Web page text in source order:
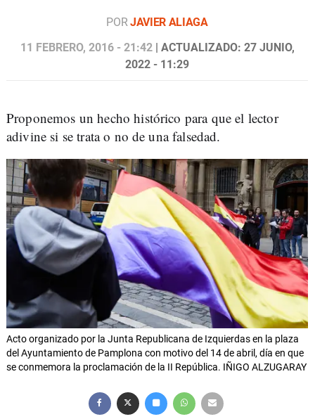
PORJAVIER ALIAGA
11 FEBRERO, 2016 - 21:42| ACTUALIZADO: 27 JUNIO,
2022 - 11:29
Proponemos un hecho histórico para que el lector
adivine si se trata o no de una falsedad.
Acto organizado por la Junta Republicana de Izquierdas en la plaza
del Ayuntamiento de Pamplona con motivo del 14 de abril, día en que
se conmemora la proclamación de la II República. IÑIGO ALZUGARAY